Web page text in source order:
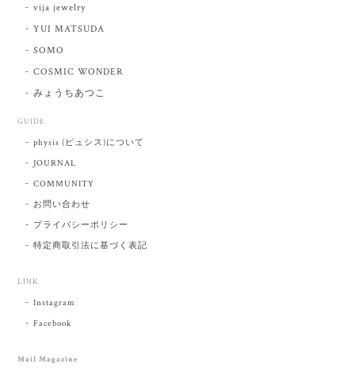
vija jewelry
YUI MATSUDA
SOMO
COSMIC WONDER
みょうちあつこ
GUIDE
physis (ピュシス)について
JOURNAL
COMMUNITY
お問い合わせ
プライバシーポリシー
特定商取引法に基づく表記
LINK
Instagram
Facebook
Mail Magazine